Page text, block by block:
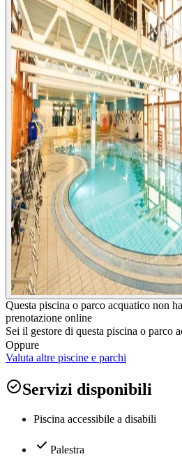
Questa piscina o parco acquatico non
prenotazione online
Sei il gestore di questa piscina o parco
Oppure
Valuta altre piscine e parchi
Servizi disponibili
Piscina accessibile a disabili
Palestra